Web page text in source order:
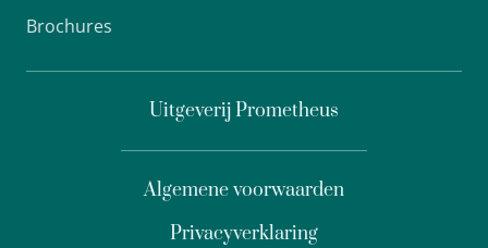
Brochures
Uitgeverij Prometheus
Privacyverklaring
Algemene voorwaarden